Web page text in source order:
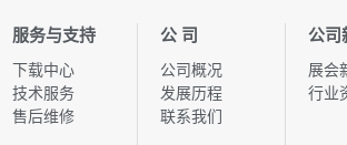
服务与支持
下载中心
技术服务
售后维修
公 司
公司概况
发展历程
联系我们
公司
展会
行业